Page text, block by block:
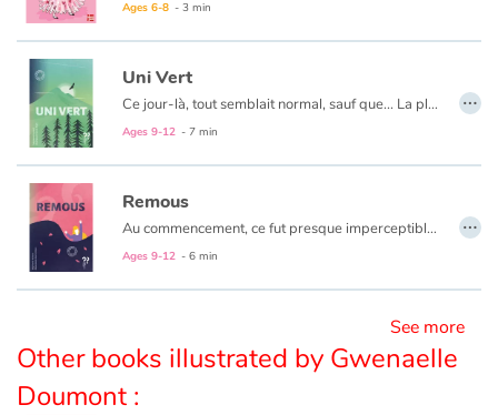
Blog
Learn french with Storyplay'r
French book lists for children
Reading for children
Activities and workshops
Ages 6-8 - 3 min
Uni Vert
Ce jour-là, tout semblait normal, sauf que... La pluie qui gratouillait les murs était verte, les troncs d’arbres vert perroquet, les boîtes aux lettres vert amande… On tentait de s’habituer. Les chercheurs cherchaient, les hommes politiques politisaient. Bref, ça n’avançait pas beaucoup...
Ages 9-12 - 7 min
…
Remous
Au commencement, ce fut presque imperceptible, mais cependant je sentis que quelque chose d’étrange était en marche… l’anse de ma tasse s’était affaissée… sous mes pieds, le sol s’endormait et je le sentais s’assoupir... Le monde devenait mou… Et je m’enfonçais lentement…
Ages 9-12 - 6 min
…
See more
Other books illustrated by Gwenaelle
Doumont :